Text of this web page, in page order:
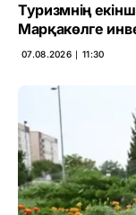
Туризмнің
Марқакөлге
07.08.2026 ∣ 11:30